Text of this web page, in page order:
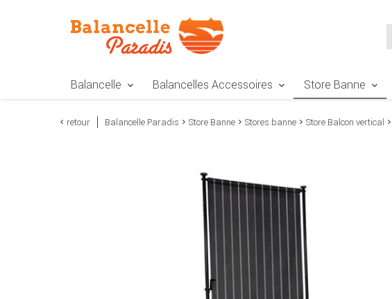
Balancelle Balancelles Accessoires Store Banne
retour Balancelle Paradis Store Banne Stores banne Store Balcon vertical